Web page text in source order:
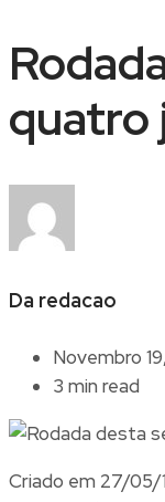
quatro
Da redacao
Novembro
3 min read
Criado em 27/05/